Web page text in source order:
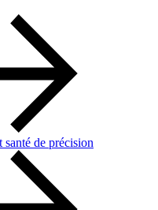
de précision